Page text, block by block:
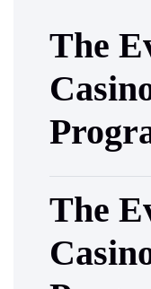
The
The